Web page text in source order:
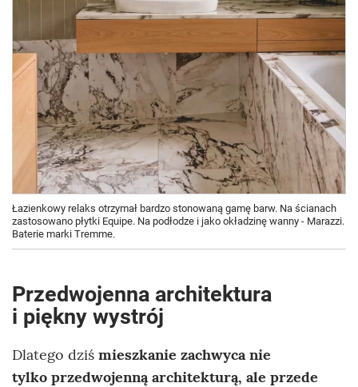
Łazienkowy relaks otrzymał bardzo stonowaną gamę barw. Na ścianach
zastosowano płytki Equipe. Na podłodze i jako okładzinę wanny - Marazzi.
Baterie marki Tremme.
Przedwojenna architektura
i piękny wystrój
Dlatego dziś mieszkanie zachwyca nie
tylko przedwojenną architekturą, ale przede